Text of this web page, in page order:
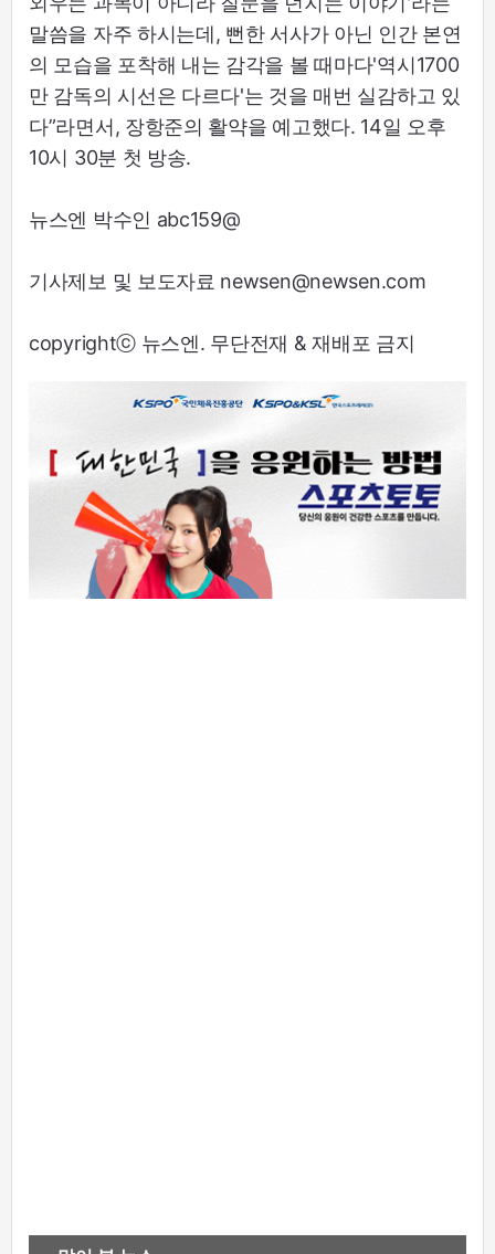
말씀을 자주 하시는데, 뻔한 서사가 아닌 인간 본연
의 모습을 포착해 내는 감각을 볼 때마다'역시1700
만 감독의 시선은 다르다'는 것을 매번 실감하고 있
다”라면서, 장항준의 활약을 예고했다. 14일 오후
10시 30분 첫 방송.
뉴스엔 박수인 abc159@
기사제보 및 보도자료 newsen@newsen.com
copyrightⓒ 뉴스엔. 무단전재 & 재배포 금지